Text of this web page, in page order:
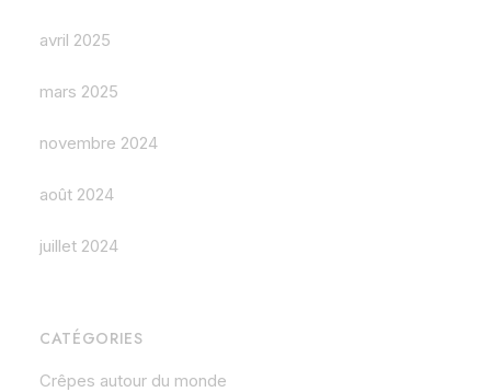
avril 2025
mars 2025
novembre 2024
août 2024
juillet 2024
CATÉGORIES
Crêpes autour du monde